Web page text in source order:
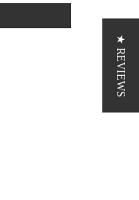
★ REVIEWS